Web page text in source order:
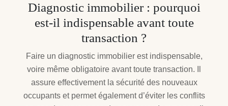
Diagnostic immobilier : pourquoi
est-il indispensable avant toute
transaction ?
Faire un diagnostic immobilier est indispensable,
voire même obligatoire avant toute transaction. Il
assure effectivement la sécurité des nouveaux
occupants et permet également d’éviter les conflits